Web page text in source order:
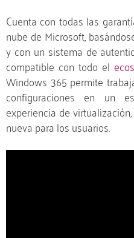
Cuenta con todas las
nube de Microsoft,
y con un sistema de
compatible con todo el
Windows 365 permite
configuraciones en un
experiencia de
nueva para los usuarios.